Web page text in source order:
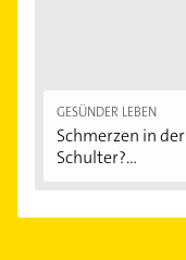
GESÜNDER LEBEN
Schmerzen in der
Schulter?